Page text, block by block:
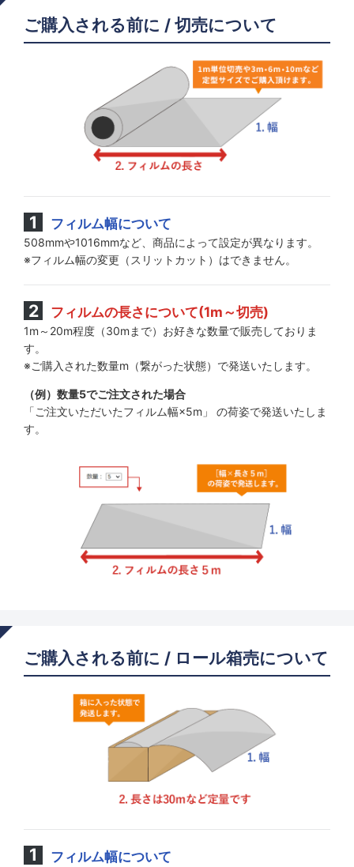
ご購入される前に / 切売について
フィルム幅について
508mmや1016mmなど、商品によって設定が異なります。
※フィルム幅の変更（スリットカット）はできません。
フィルムの長さについて(1m～切売)
1m～20m程度（30mまで）お好きな数量で販売しておりま
す。
※ご購入された数量m（繋がった状態）で発送いたします。
（例）数量5でご注文された場合
「ご注文いただいたフィルム幅×5m」 の荷姿で発送いたしま
す。
ご購入される前に / ロール箱売について
フィルム幅について